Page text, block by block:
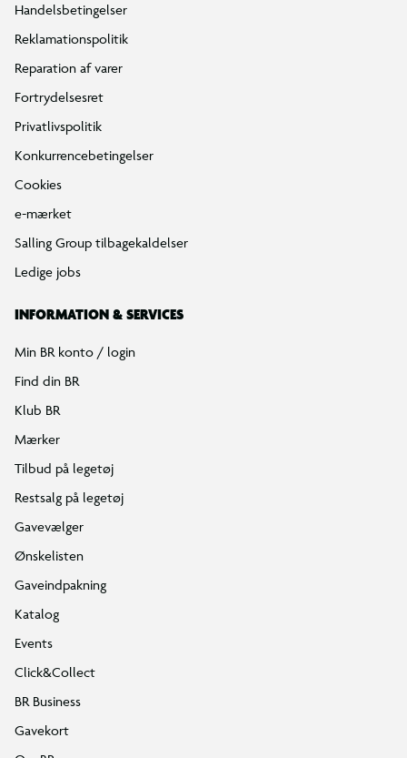
Handelsbetingelser
Reklamationspolitik
Reparation af varer
Fortrydelsesret
Privatlivspolitik
Konkurrencebetingelser
Cookies
e-mærket
Salling Group tilbagekaldelser
Ledige jobs
INFORMATION & SERVICES
Min BR konto / login
Find din BR
Klub BR
Mærker
Tilbud på legetøj
Restsalg på legetøj
Gavevælger
Ønskelisten
Gaveindpakning
Katalog
Events
Click&Collect
BR Business
Gavekort